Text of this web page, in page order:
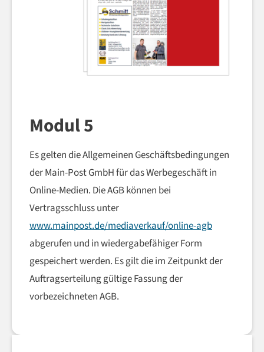
Modul 5
Es gelten die Allgemeinen Geschäftsbedingungen
der Main-Post GmbH für das Werbegeschäft in
Online-Medien. Die AGB können bei
Vertragsschluss unter
www.mainpost.de/mediaverkauf/online-agb
abgerufen und in wiedergabefähiger Form
gespeichert werden. Es gilt die im Zeitpunkt der
Auftragserteilung gültige Fassung der
vorbezeichneten AGB.